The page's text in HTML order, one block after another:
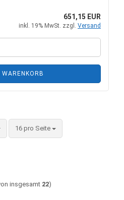
651,15 EUR
inkl. 19% MwSt. zzgl. Versand
WARENKORB
16 pro Seite
pro Seite
insgesamt 22)